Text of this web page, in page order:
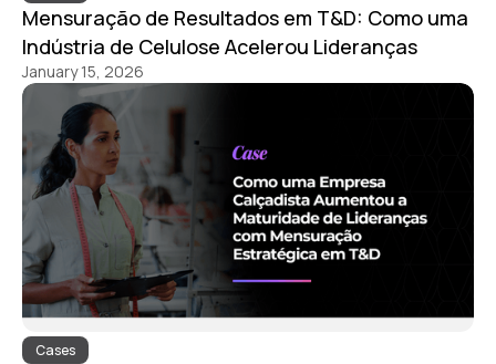
Mensuração de Resultados em T&D: Como uma
Indústria de Celulose Acelerou Lideranças
January 15, 2026
Cases